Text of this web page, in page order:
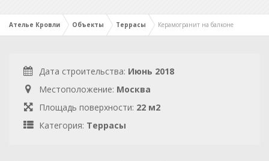
Ателье Кровли Объекты Террасы Керамогранит на балконе
Дата строительства: Июнь 2018
Местоположение: Москва
Площадь поверхности: 22 м2
Категория: Террасы